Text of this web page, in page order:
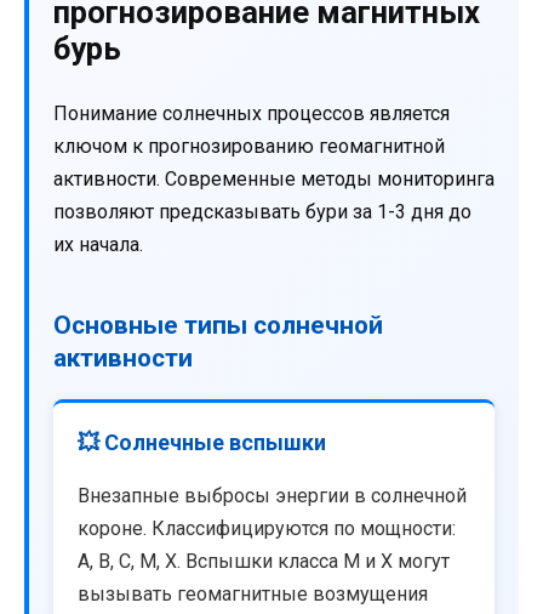
прогнозирование магнитных
бурь
Понимание солнечных процессов является
ключом к прогнозированию геомагнитной
активности. Современные методы мониторинга
позволяют предсказывать бури за 1-3 дня до
их начала.
Основные типы солнечной
активности
💥 Солнечные вспышки
Внезапные выбросы энергии в солнечной
короне. Классифицируются по мощности:
A, B, C, M, X. Вспышки класса M и X могут
вызывать геомагнитные возмущения